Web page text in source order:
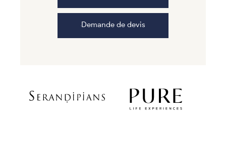
Demande de devis